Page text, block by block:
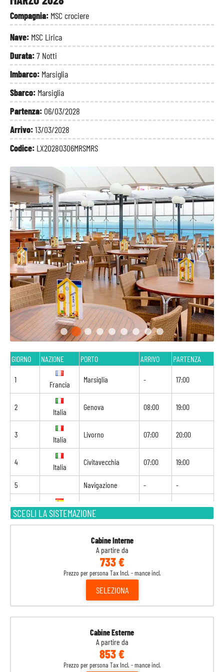
Compagnia: MSC crociere
Nave: MSC Lirica
Durata:7 Notti
Imbarco: Marsiglia
Sbarco: Marsiglia
Partenza: 06/03/2028
Arrivo:13/03/2028
Codice: LX20280306MRSMRS
SCEGLI LA SISTEMAZIONE
Cabine Interne
A partire da
733 €
Prezzo per persona Tax Incl. - mance incl.
SELEZIONA
Cabine Esterne
A partire da
853 €
Prezzo per persona Tax Incl. - mance incl.
GIORNO NAZIONE PORTO ARRIVO PARTENZA
1
Francia
Marsiglia - 17:00
2
Italia
Genova 08:00 19:00
3
Italia
Livorno 07:00 20:00
4
Italia
Civitavecchia 07:00 19:00
5 Navigazione - -
6
Spagna
Valencia 07:00 21:00
Barcellona
Marsiglia